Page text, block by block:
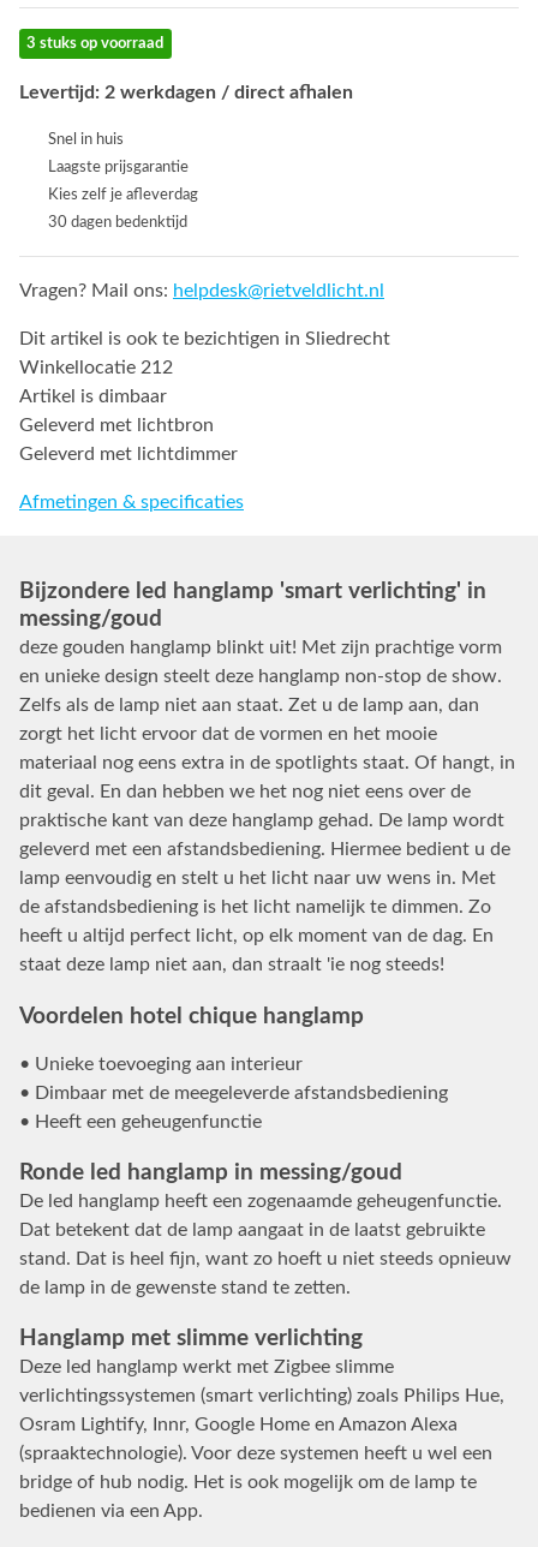
3 stuks op voorraad
Levertijd: 2 werkdagen / direct afhalen
Snel in huis
Laagste prijsgarantie
Kies zelf je afleverdag
30 dagen bedenktijd
Vragen? Mail ons: helpdesk@rietveldlicht.nl
Dit artikel is ook te bezichtigen in Sliedrecht
Winkellocatie 212
Artikel is dimbaar
Geleverd met lichtbron
Geleverd met lichtdimmer
Afmetingen & specificaties
Bijzondere led hanglamp 'smart verlichting' in
messing/goud
deze gouden hanglamp blinkt uit! Met zijn prachtige vorm
en unieke design steelt deze hanglamp non-stop de show.
Zelfs als de lamp niet aan staat. Zet u de lamp aan, dan
zorgt het licht ervoor dat de vormen en het mooie
materiaal nog eens extra in de spotlights staat. Of hangt, in
dit geval. En dan hebben we het nog niet eens over de
praktische kant van deze hanglamp gehad. De lamp wordt
geleverd met een afstandsbediening. Hiermee bedient u de
lamp eenvoudig en stelt u het licht naar uw wens in. Met
de afstandsbediening is het licht namelijk te dimmen. Zo
heeft u altijd perfect licht, op elk moment van de dag. En
staat deze lamp niet aan, dan straalt 'ie nog steeds!
Voordelen hotel chique hanglamp
• Unieke toevoeging aan interieur
• Dimbaar met de meegeleverde afstandsbediening
• Heeft een geheugenfunctie
Ronde led hanglamp in messing/goud
De led hanglamp heeft een zogenaamde geheugenfunctie.
Dat betekent dat de lamp aangaat in de laatst gebruikte
stand. Dat is heel fijn, want zo hoeft u niet steeds opnieuw
de lamp in de gewenste stand te zetten.
Hanglamp met slimme verlichting
Deze led hanglamp werkt met Zigbee slimme
verlichtingssystemen (smart verlichting) zoals Philips Hue,
Osram Lightify, Innr, Google Home en Amazon Alexa
(spraaktechnologie). Voor deze systemen heeft u wel een
bridge of hub nodig. Het is ook mogelijk om de lamp te
bedienen via een App.